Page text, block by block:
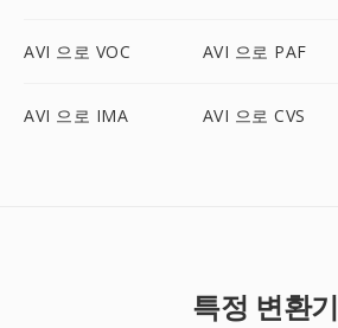
AVI 으로 VOC AVI 으로 PAF
AVI 으로 IMA AVI 으로 CVS
특정 변환기